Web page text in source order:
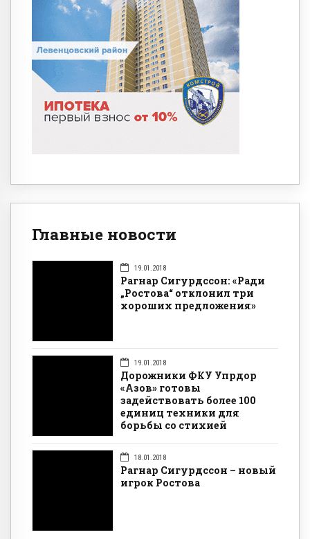
Главные новости
19.01.2018
Рагнар Сигурдссон: «Ради
„Ростова“ отклонил три
хороших предложения»
19.01.2018
Дорожники ФКУ Упрдор
«Азов» готовы
задействовать более 100
единиц техники для
борьбы со стихией
18.01.2018
Рагнар Сигурдссон – новый
игрок Ростова